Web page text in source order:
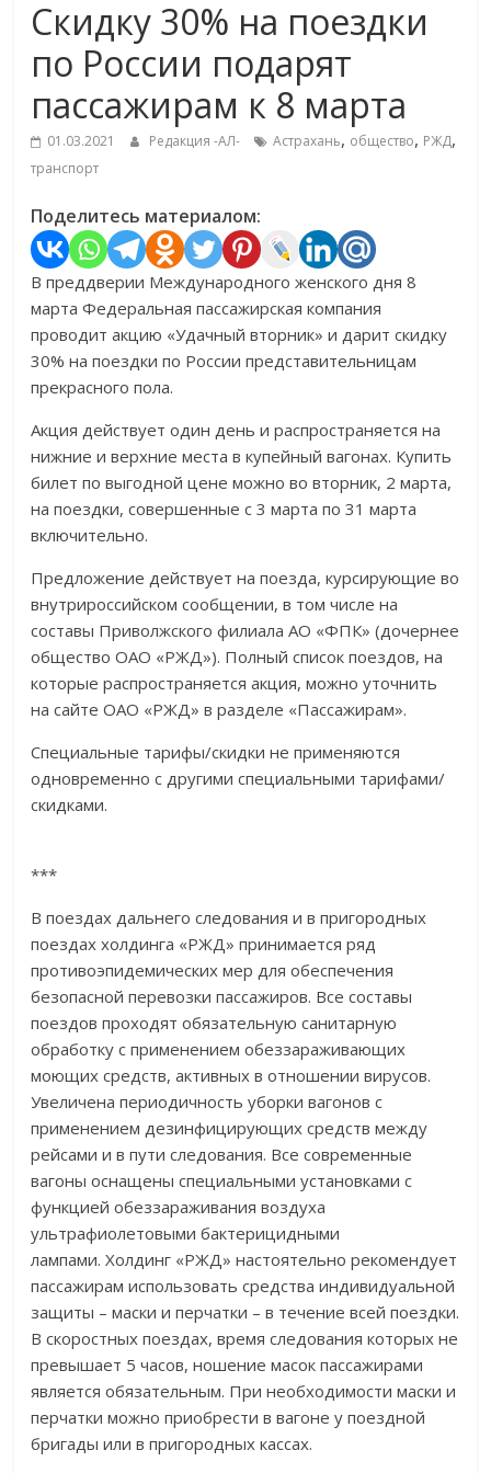
Скидку 30% на поездки
по России подарят
пассажирам к 8 марта
01.03.2021 Редакция -АЛ- Астрахань, общество, РЖД,
транспорт
Поделитесь материалом:
В преддверии Международного женского дня 8
марта Федеральная пассажирская компания
проводит акцию «Удачный вторник» и дарит скидку
30% на поездки по России представительницам
прекрасного пола.
Акция действует один день и распространяется на
нижние и верхние места в купейный вагонах. Купить
билет по выгодной цене можно во вторник, 2 марта,
на поездки, совершенные с 3 марта по 31 марта
включительно.
Предложение действует на поезда, курсирующие во
внутрироссийском сообщении, в том числе на
составы Приволжского филиала АО «ФПК» (дочернее
общество ОАО «РЖД»). Полный список поездов, на
которые распространяется акция, можно уточнить
на сайте ОАО «РЖД» в разделе «Пассажирам».
Специальные тарифы/скидки не применяются
одновременно с другими специальными тарифами/
скидками.
***
В поездах дальнего следования и в пригородных
поездах холдинга «РЖД» принимается ряд
противоэпидемических мер для обеспечения
безопасной перевозки пассажиров. Все составы
поездов проходят обязательную санитарную
обработку с применением обеззараживающих
моющих средств, активных в отношении вирусов.
Увеличена периодичность уборки вагонов с
применением дезинфицирующих средств между
рейсами и в пути следования. Все современные
вагоны оснащены специальными установками с
функцией обеззараживания воздуха
ультрафиолетовыми бактерицидными
лампами. Холдинг «РЖД» настоятельно рекомендует
пассажирам использовать средства индивидуальной
защиты – маски и перчатки – в течение всей поездки.
В скоростных поездах, время следования которых не
превышает 5 часов, ношение масок пассажирами
является обязательным. При необходимости маски и
перчатки можно приобрести в вагоне у поездной
бригады или в пригородных кассах.